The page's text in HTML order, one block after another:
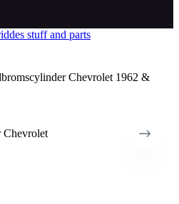
Chevrolet 1962 &